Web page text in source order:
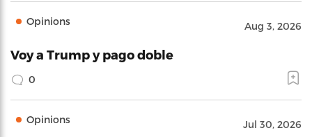
Opinions Aug 3, 2026
Voy a Trump y pago doble
0
Opinions Jul 30, 2026